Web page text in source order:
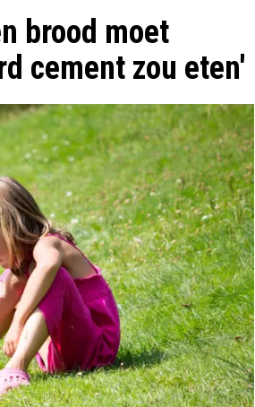
brood moet
cement zou eten'